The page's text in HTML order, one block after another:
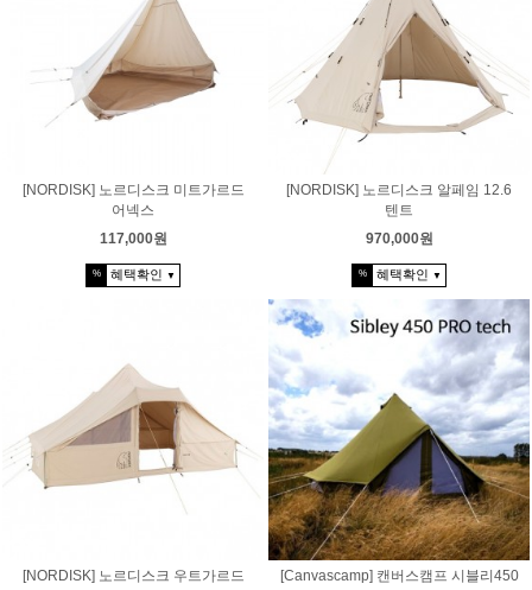
[NORDISK] 노르디스크 미트가르드
어넥스
117,000원
% 혜택확인 ▼
[NORDISK] 노르디스크 알페임 12.6
텐트
970,000원
% 혜택확인 ▼
[NORDISK] 노르디스크 우트가르드
[Canvascamp] 캔버스캠프 시블리450